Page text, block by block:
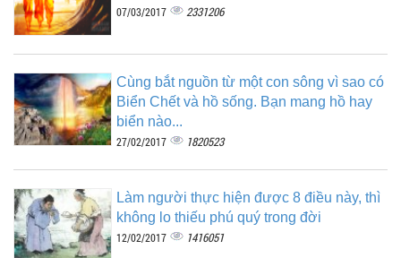
07/03/2017 2331206
Cùng bắt nguồn từ một con sông vì sao có
Biển Chết và hồ sống. Bạn mang hồ hay
biển nào...
27/02/2017 1820523
Làm người thực hiện được 8 điều này, thì
không lo thiếu phú quý trong đời
12/02/2017 1416051